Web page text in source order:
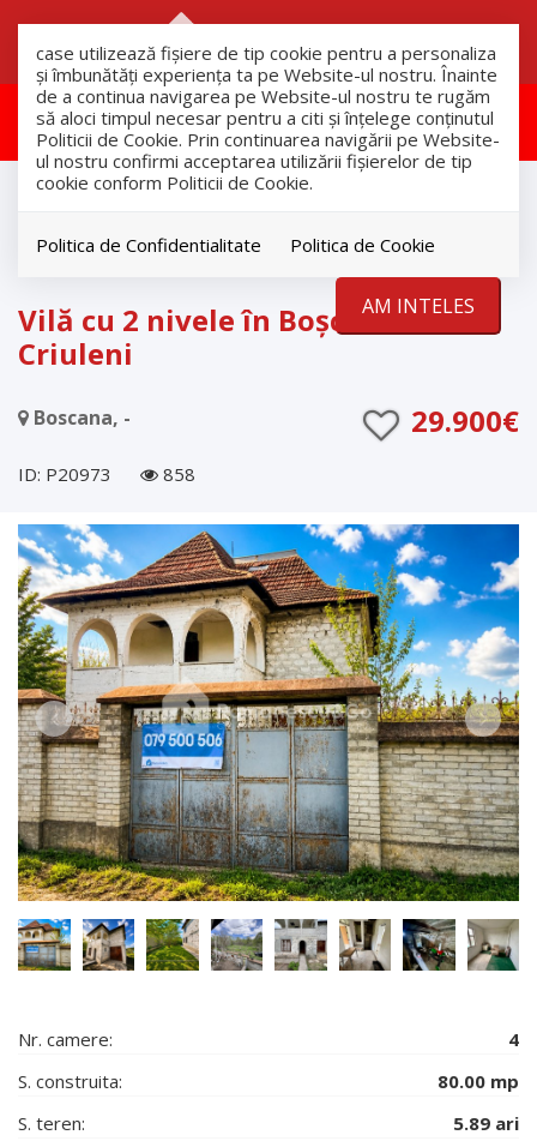
case utilizează fişiere de tip cookie pentru a personaliza
și îmbunătăți experiența ta pe Website-ul nostru. Înainte
de a continua navigarea pe Website-ul nostru te rugăm
să aloci timpul necesar pentru a citi și înțelege conținutul
Politicii de Cookie. Prin continuarea navigării pe Website-
ul nostru confirmi acceptarea utilizării fişierelor de tip
cookie conform Politicii de Cookie.
Politica de Confidentialitate Politica de Cookie
AM INTELES
Aceasta proprietate a fost retras!
Vanzare
Boscana
Vilă cu 2 nivele în Boşcana, r.
Criuleni
Boscana, - 29.900€
ID: P20973 858
Nr. camere:
4
S. construita:
80.00 mp
S. teren:
5.89 ari